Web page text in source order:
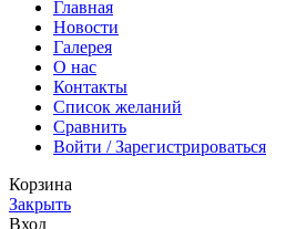
Главная
Новости
Галерея
О нас
Контакты
Список желаний
Сравнить
Войти / Зарегистрироваться
Корзина
Закрыть
Вход